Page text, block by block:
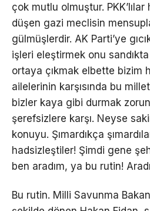
çok mutlu olmuştur.
düşen gazi meclisin
gülmüşlerdir. AK Parti’ye
işleri eleştirmek onu
ortaya çıkmak elbette bizim
ailelerinin karşısında bu
bizler kaya gibi durmak
şerefsizlere karşı. Neyse
konuyu. Şımardıkça
hadsizleştiler! Şimdi gene
ben aradım, ya bu rutin!
Bu rutin. Milli Savunma